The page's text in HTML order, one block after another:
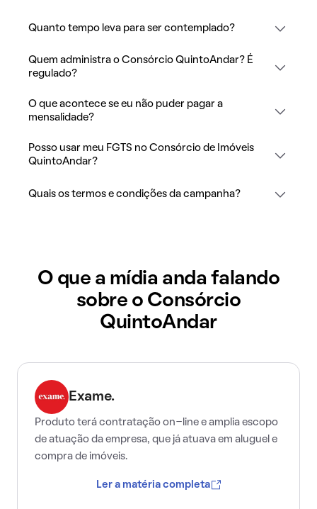
Quanto tempo leva para ser contemplado?
Quem administra o Consórcio QuintoAndar? É
regulado?
O que acontece se eu não puder pagar a
mensalidade?
Posso usar meu FGTS no Consórcio de Imóveis
QuintoAndar?
Quais os termos e condições da campanha?
O que a mídia anda falando
sobre o Consórcio
QuintoAndar
Exame.
Produto terá contratação on-line e amplia escopo
de atuação da empresa, que já atuava em aluguel e
compra de imóveis.
Ler a matéria completa